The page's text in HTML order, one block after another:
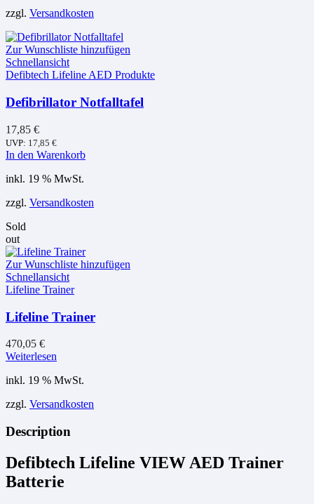
zzgl. Versandkosten
Zur Wunschliste hinzufügen
Schnellansicht
Defibtech Lifeline AED Produkte
Defibrillator Notfalltafel
17,85 €
UVP: 17,85 €
In den Warenkorb
inkl. 19 % MwSt.
zzgl. Versandkosten
Sold
out
Zur Wunschliste hinzufügen
Schnellansicht
Lifeline Trainer
Lifeline Trainer
470,05 €
Weiterlesen
inkl. 19 % MwSt.
zzgl. Versandkosten
Description
Defibtech Lifeline VIEW AED Trainer
Batterie